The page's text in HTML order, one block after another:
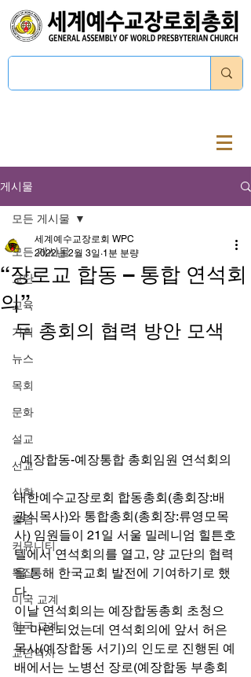
게시물
모든 게시물
교단
교육
기획
뉴스
목회
문화
설교
선교
신학
칼럼
커뮤니티
특집
미국 교계
한국 교계
교단역사
모든 게시물
“장로교 합동 – 통합 연석회
의”
세계예수교장로회 WPC
2022년 2월 3일 1분 분량
두 총회의 협력 방안 모색
예장합동-예장통합 총회임원 연석회의
대한예수교장로회 합동총회(총회장:배
광식목사)와 통합총회(총회장:류영모목
사) 임원들이 21일 서울 밀레니엄 힐튼호
텔에서 연석회의를 열고, 양 교단의 협력
을 통해 한국교회 발전에 기여하기로 했
다.
이날 연석회의는 예장합동총회 초청으
로 마련되었는데 연석회의에 앞서 허은
목사(예장합동 서기)의 인도로 진행된 예
배에서는 노병선 장로(예장합동 부총회